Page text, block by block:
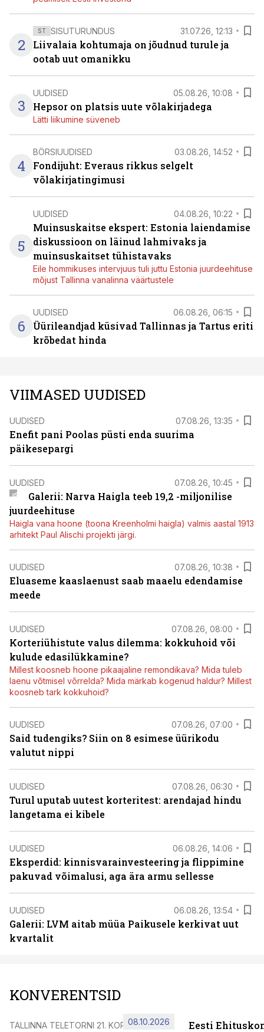
2
ST SISUTURUNDUS 31.07.26, 12:13
Liivalaia kohtumaja on jõudnud turule ja
ootab uut omanikku
3
UUDISED 05.08.26, 10:08
Hepsor on platsis uute võlakirjadega
Lätti liikumine süveneb
4
BÖRSIUUDISED 03.08.26, 14:52
Fondijuht: Everaus rikkus selgelt
võlakirjatingimusi
5
UUDISED 04.08.26, 10:22
Muinsuskaitse ekspert: Estonia laiendamise
diskussioon on läinud lahmivaks ja
muinsuskaitset tühistavaks
Eile hommikuses intervjuus tuli juttu Estonia juurdeehituse
mõjust Tallinna vanalinna väärtustele
6
UUDISED 06.08.26, 06:15
Üürileandjad küsivad Tallinnas ja Tartus eriti
krõbedat hinda
VIIMASED UUDISED
UUDISED 07.08.26, 13:35
Enefit pani Poolas püsti enda suurima
päikesepargi
UUDISED 07.08.26, 10:45
Galerii: Narva Haigla teeb 19,2 -miljonilise
juurdeehituse
Haigla vana hoone (toona Kreenholmi haigla) valmis aastal 1913
arhitekt Paul Alischi projekti järgi.
UUDISED 07.08.26, 10:38
Eluaseme kaaslaenust saab maaelu edendamise
meede
UUDISED 07.08.26, 08:00
Korteriühistute valus dilemma: kokkuhoid või
kulude edasilükkamine?
Millest koosneb hoone pikaajaline remondikava? Mida tuleb
laenu võtmisel võrrelda? Mida märkab kogenud haldur? Millest
koosneb tark kokkuhoid?
UUDISED 07.08.26, 07:00
Said tudengiks? Siin on 8 esimese üürikodu
valutut nippi
UUDISED 07.08.26, 06:30
Turul uputab uutest korteritest: arendajad hindu
langetama ei kibele
UUDISED 06.08.26, 14:06
Eksperdid: kinnisvarainvesteering ja flippimine
pakuvad võimalusi, aga ära armu sellesse
UUDISED 06.08.26, 13:54
Galerii: LVM aitab müüa Paikusele kerkivat uut
kvartalit
KONVERENTSID
TALLINNA TELETORNI 21. KORRUSEL
08.10.2026 Eesti